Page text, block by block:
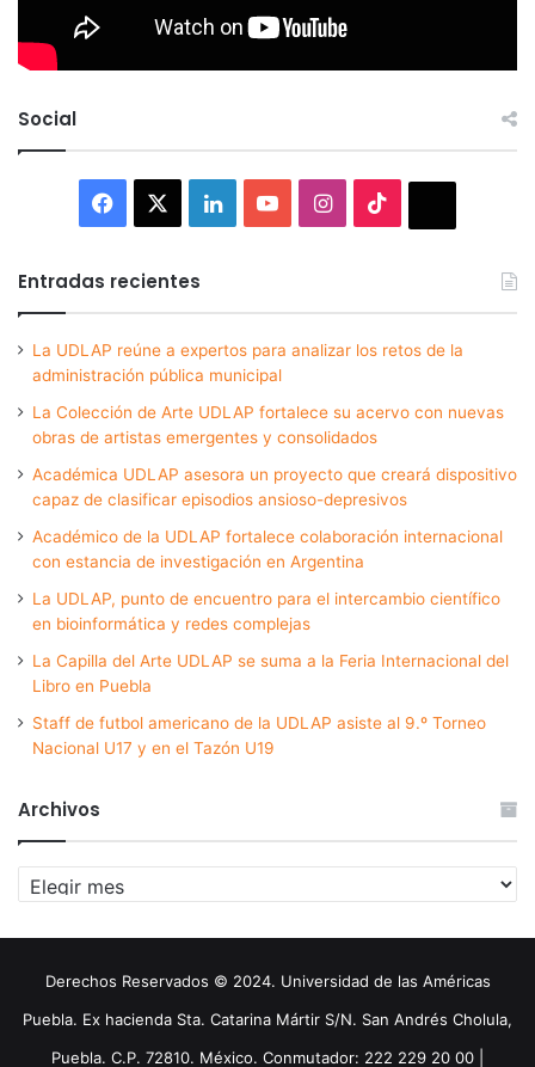
Social
Facebook LinkedInYouTubeInstagram
Entradas recientes
La UDLAP reúne a expertos para analizar los retos de la
administración pública municipal
La Colección de Arte UDLAP fortalece su acervo con nuevas
obras de artistas emergentes y consolidados
Académica UDLAP asesora un proyecto que creará dispositivo
capaz de clasificar episodios ansioso-depresivos
Académico de la UDLAP fortalece colaboración internacional
con estancia de investigación en Argentina
La UDLAP, punto de encuentro para el intercambio científico
en bioinformática y redes complejas
La Capilla del Arte UDLAP se suma a la Feria Internacional del
Libro en Puebla
Staff de futbol americano de la UDLAP asiste al 9.º Torneo
Nacional U17 y en el Tazón U19
Archivos
Archivos
Derechos Reservados © 2024. Universidad de las Américas
Puebla. Ex hacienda Sta. Catarina Mártir S/N. San Andrés Cholula,
Puebla. C.P. 72810. México. Conmutador: 222 229 20 00 |